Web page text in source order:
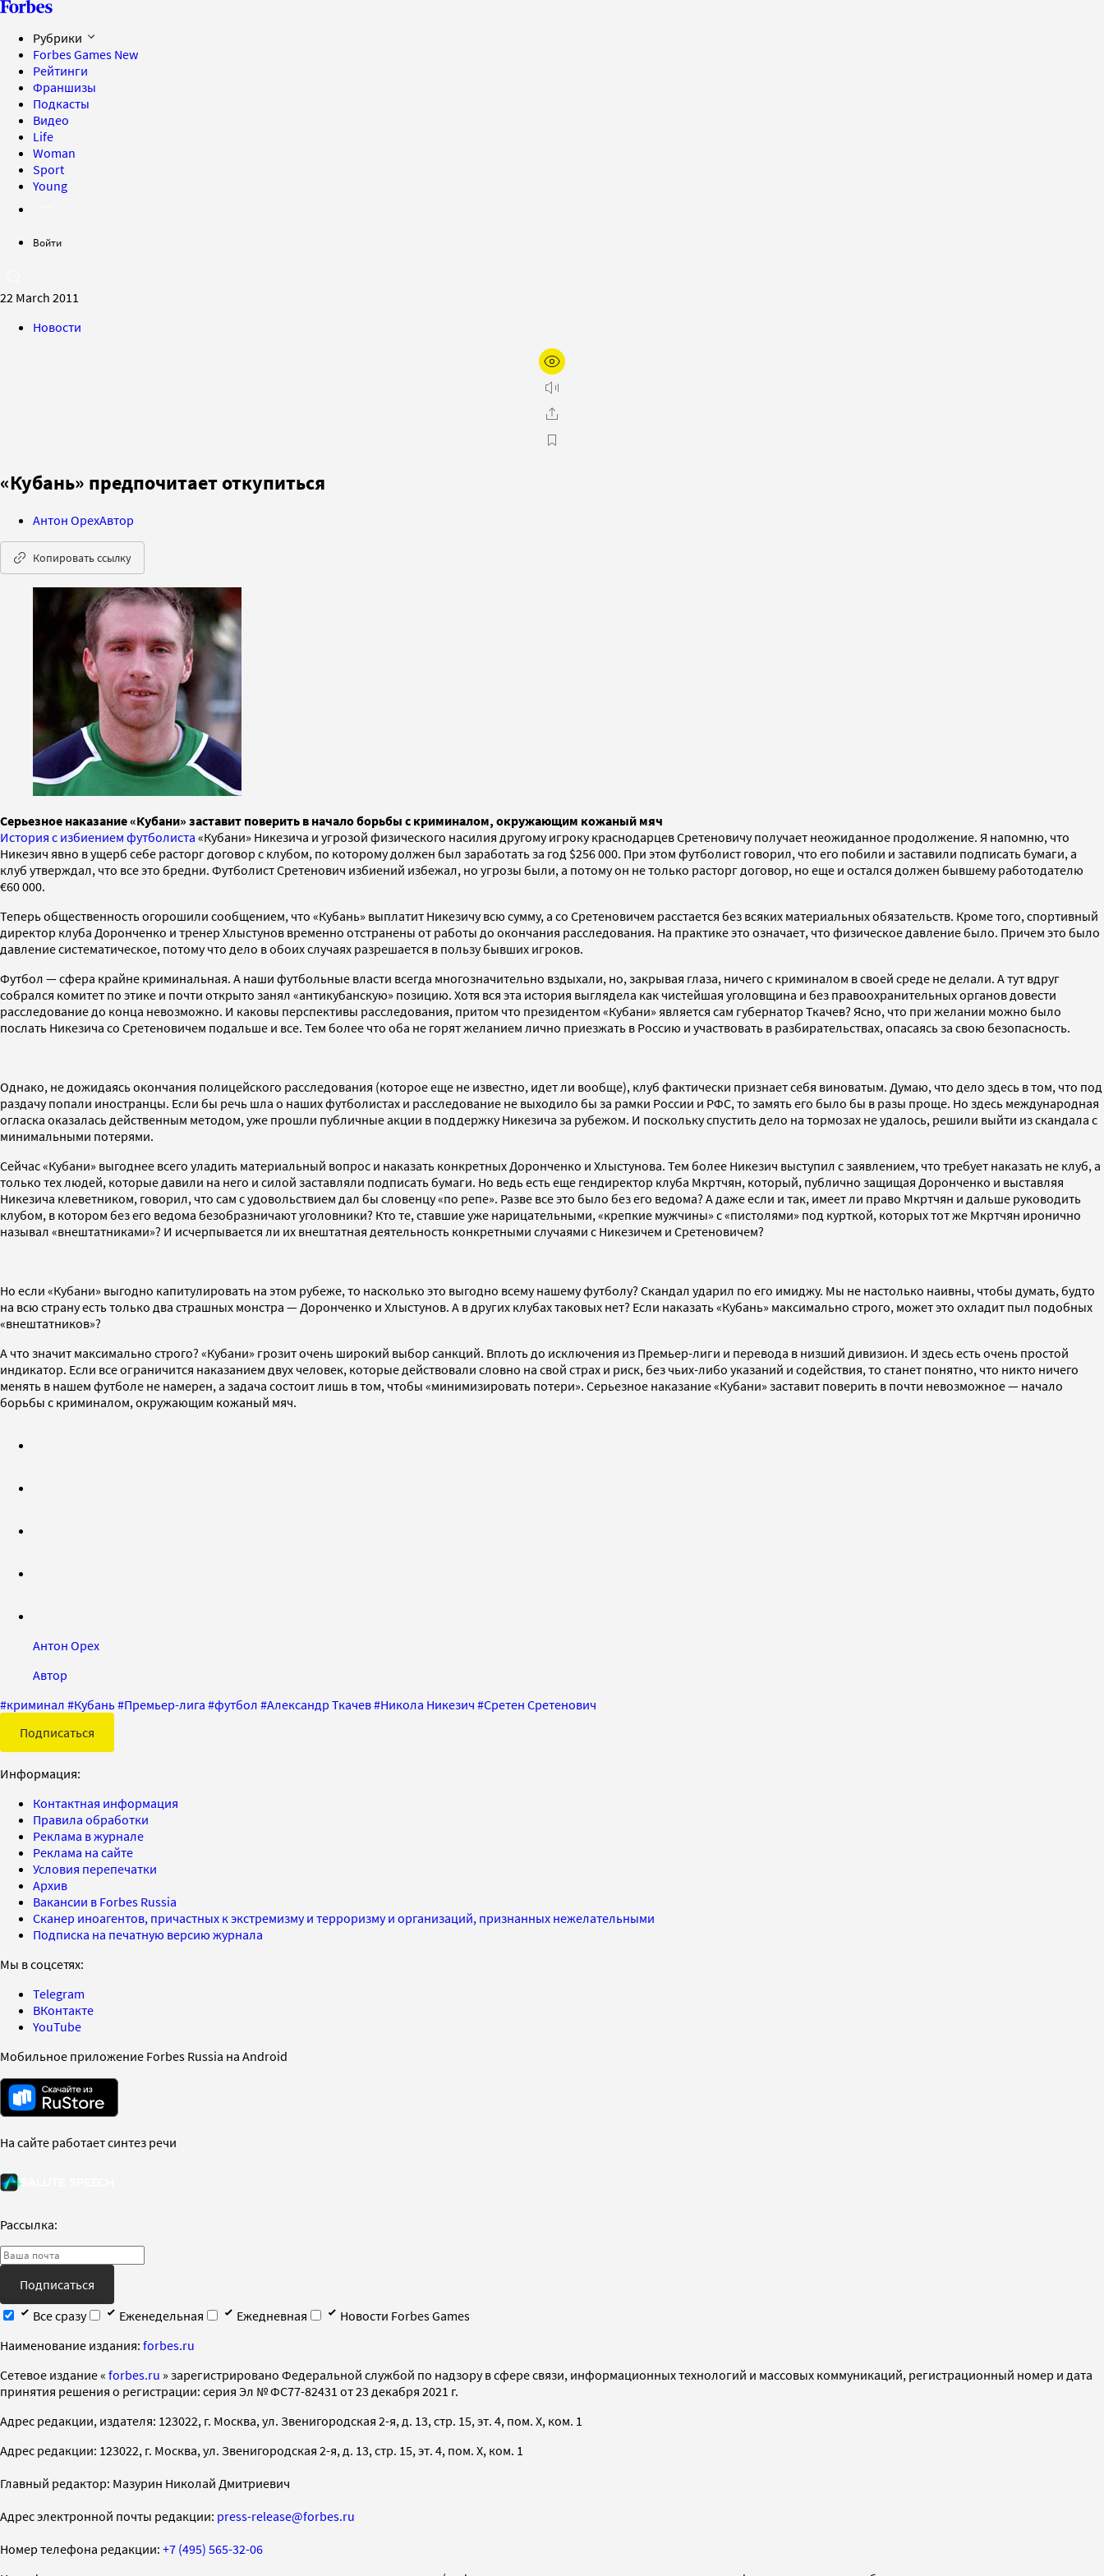
Рубрики
Forbes Games New
Рейтинги
Франшизы
Подкасты
Видео
Life
Woman
Sport
Young
Войти
22 March 2011
Новости
«Кубань» предпочитает откупиться
Антон ОрехАвтор
Копировать ссылку
Серьезное наказание «Кубани» заставит поверить в начало борьбы с криминалом, окружающим кожаный мяч
История с избиением футболиста «Кубани» Никезича и угрозой физического насилия другому игроку краснодарцев Сретеновичу получает неожиданное продолжение. Я напомню, что
Никезич явно в ущерб себе расторг договор с клубом, по которому должен был заработать за год $256 000. При этом футболист говорил, что его побили и заставили подписать бумаги, а
клуб утверждал, что все это бредни. Футболист Сретенович избиений избежал, но угрозы были, а потому он не только расторг договор, но еще и остался должен бывшему работодателю
€60 000.
Теперь общественность огорошили сообщением, что «Кубань» выплатит Никезичу всю сумму, а со Сретеновичем расстается без всяких материальных обязательств. Кроме того, спортивный
директор клуба Доронченко и тренер Хлыстунов временно отстранены от работы до окончания расследования. На практике это означает, что физическое давление было. Причем это было
давление систематическое, потому что дело в обоих случаях разрешается в пользу бывших игроков.
Футбол — сфера крайне криминальная. А наши футбольные власти всегда многозначительно вздыхали, но, закрывая глаза, ничего с криминалом в своей среде не делали. А тут вдруг
собрался комитет по этике и почти открыто занял «антикубанскую» позицию. Хотя вся эта история выглядела как чистейшая уголовщина и без правоохранительных органов довести
расследование до конца невозможно. И каковы перспективы расследования, притом что президентом «Кубани» является сам губернатор Ткачев? Ясно, что при желании можно было
послать Никезича со Сретеновичем подальше и все. Тем более что оба не горят желанием лично приезжать в Россию и участвовать в разбирательствах, опасаясь за свою безопасность.
Однако, не дожидаясь окончания полицейского расследования (которое еще не известно, идет ли вообще), клуб фактически признает себя виноватым. Думаю, что дело здесь в том, что под
раздачу попали иностранцы. Если бы речь шла о наших футболистах и расследование не выходило бы за рамки России и РФС, то замять его было бы в разы проще. Но здесь международная
огласка оказалась действенным методом, уже прошли публичные акции в поддержку Никезича за рубежом. И поскольку спустить дело на тормозах не удалось, решили выйти из скандала с
минимальными потерями.
Сейчас «Кубани» выгоднее всего уладить материальный вопрос и наказать конкретных Доронченко и Хлыстунова. Тем более Никезич выступил с заявлением, что требует наказать не клуб, а
только тех людей, которые давили на него и силой заставляли подписать бумаги. Но ведь есть еще гендиректор клуба Мкртчян, который, публично защищая Доронченко и выставляя
Никезича клеветником, говорил, что сам с удовольствием дал бы словенцу «по репе». Разве все это было без его ведома? А даже если и так, имеет ли право Мкртчян и дальше руководить
клубом, в котором без его ведома безобразничают уголовники? Кто те, ставшие уже нарицательными, «крепкие мужчины» с «пистолями» под курткой, которых тот же Мкртчян иронично
называл «внештатниками»? И исчерпывается ли их внештатная деятельность конкретными случаями с Никезичем и Сретеновичем?
Но если «Кубани» выгодно капитулировать на этом рубеже, то насколько это выгодно всему нашему футболу? Скандал ударил по его имиджу. Мы не настолько наивны, чтобы думать, будто
на всю страну есть только два страшных монстра — Доронченко и Хлыстунов. А в других клубах таковых нет? Если наказать «Кубань» максимально строго, может это охладит пыл подобных
«внештатников»?
А что значит максимально строго? «Кубани» грозит очень широкий выбор санкций. Вплоть до исключения из Премьер-лиги и перевода в низший дивизион. И здесь есть очень простой
индикатор. Если все ограничится наказанием двух человек, которые действовали словно на свой страх и риск, без чьих-либо указаний и содействия, то станет понятно, что никто ничего
менять в нашем футболе не намерен, а задача состоит лишь в том, чтобы «минимизировать потери». Серьезное наказание «Кубани» заставит поверить в почти невозможное — начало
борьбы с криминалом, окружающим кожаный мяч.
Антон Орех
Автор
#криминал #Кубань#Премьер-лига #футбол #Александр Ткачев#Никола Никезич #Сретен Сретенович
Подписаться
Информация:
Контактная информация
Правила обработки
Реклама в журнале
Реклама на сайте
Условия перепечатки
Архив
Вакансии в Forbes Russia
Сканер иноагентов, причастных к экстремизму и терроризму и организаций, признанных нежелательными
Подписка на печатную версию журнала
Мы в соцсетях:
Telegram
ВКонтакте
YouTube
Мобильное приложение Forbes Russia на Android
На сайте работает синтез речи
Рассылка:
Подписаться
Все сразу
Еженедельная Ежедневная
Новости Forbes Games
Наименование издания: forbes.ru
Cетевое издание « forbes.ru » зарегистрировано Федеральной службой по надзору в сфере связи, информационных технологий и массовых коммуникаций, регистрационный номер и дата
принятия решения о регистрации: серия Эл № ФС77-82431 от 23 декабря 2021 г.
Адрес редакции, издателя: 123022, г. Москва, ул. Звенигородская 2-я, д. 13, стр. 15, эт. 4, пом. X, ком. 1
Адрес редакции: 123022, г. Москва, ул. Звенигородская 2-я, д. 13, стр. 15, эт. 4, пом. X, ком. 1
Главный редактор: Мазурин Николай Дмитриевич
Адрес электронной почты редакции: press-release@forbes.ru
Номер телефона редакции: +7 (495) 565-32-06